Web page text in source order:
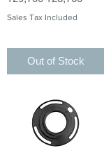
Sales Tax Included
Out of Stock